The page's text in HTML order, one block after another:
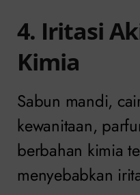
4. Iritasi
Kimia
Sabun mandi,
kewanitaan,
berbahan kimia
menyebabkan